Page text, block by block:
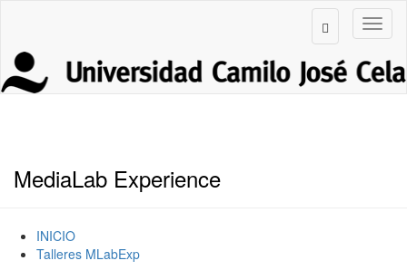
MediaLab Experience
INICIO
Talleres MLabExp